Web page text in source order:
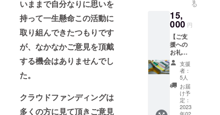
いままで自分なりに思いを
持って一生懸命この活動に
取り組んできたつもりです
が、なかなかご意見を頂戴
する機会はありませんでし
た。
クラウドファンディングは
多くの方に見て頂きご意見
時間を
割いて
頂くの
もむず
かしい
と思い
ます。
そこ
で、こ
の活動
いいん
じゃな
いと
の家からeメール
にてお送りしま
すと共にスタッ
フが作成した木
工作品（コース
ター）を送付さ
せて頂きます。
る
15,
000 円
【ご支
援への
お礼の
メッ
セージ
＋DIYの
いえ
エプロ
ン（大
支援
者：
5人
お届
け予
定：
2023